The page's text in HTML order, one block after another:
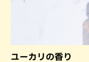
ユーカリの香り